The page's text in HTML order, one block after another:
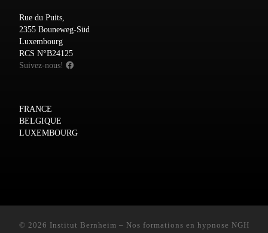
Rue du Puits,
2355 Bouneweg-Süd
Luxembourg
RCS N°B24125
Suivez-nous!
FRANCE
BELGIQUE
LUXEMBOURG
© 2026 Institut Bernheim – Nos formations en hypnose NGH